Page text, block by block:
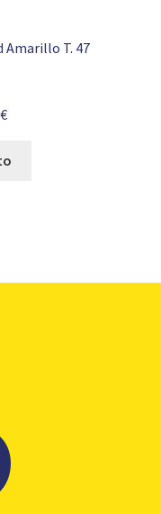
Amarillo T. 47
€El
actual